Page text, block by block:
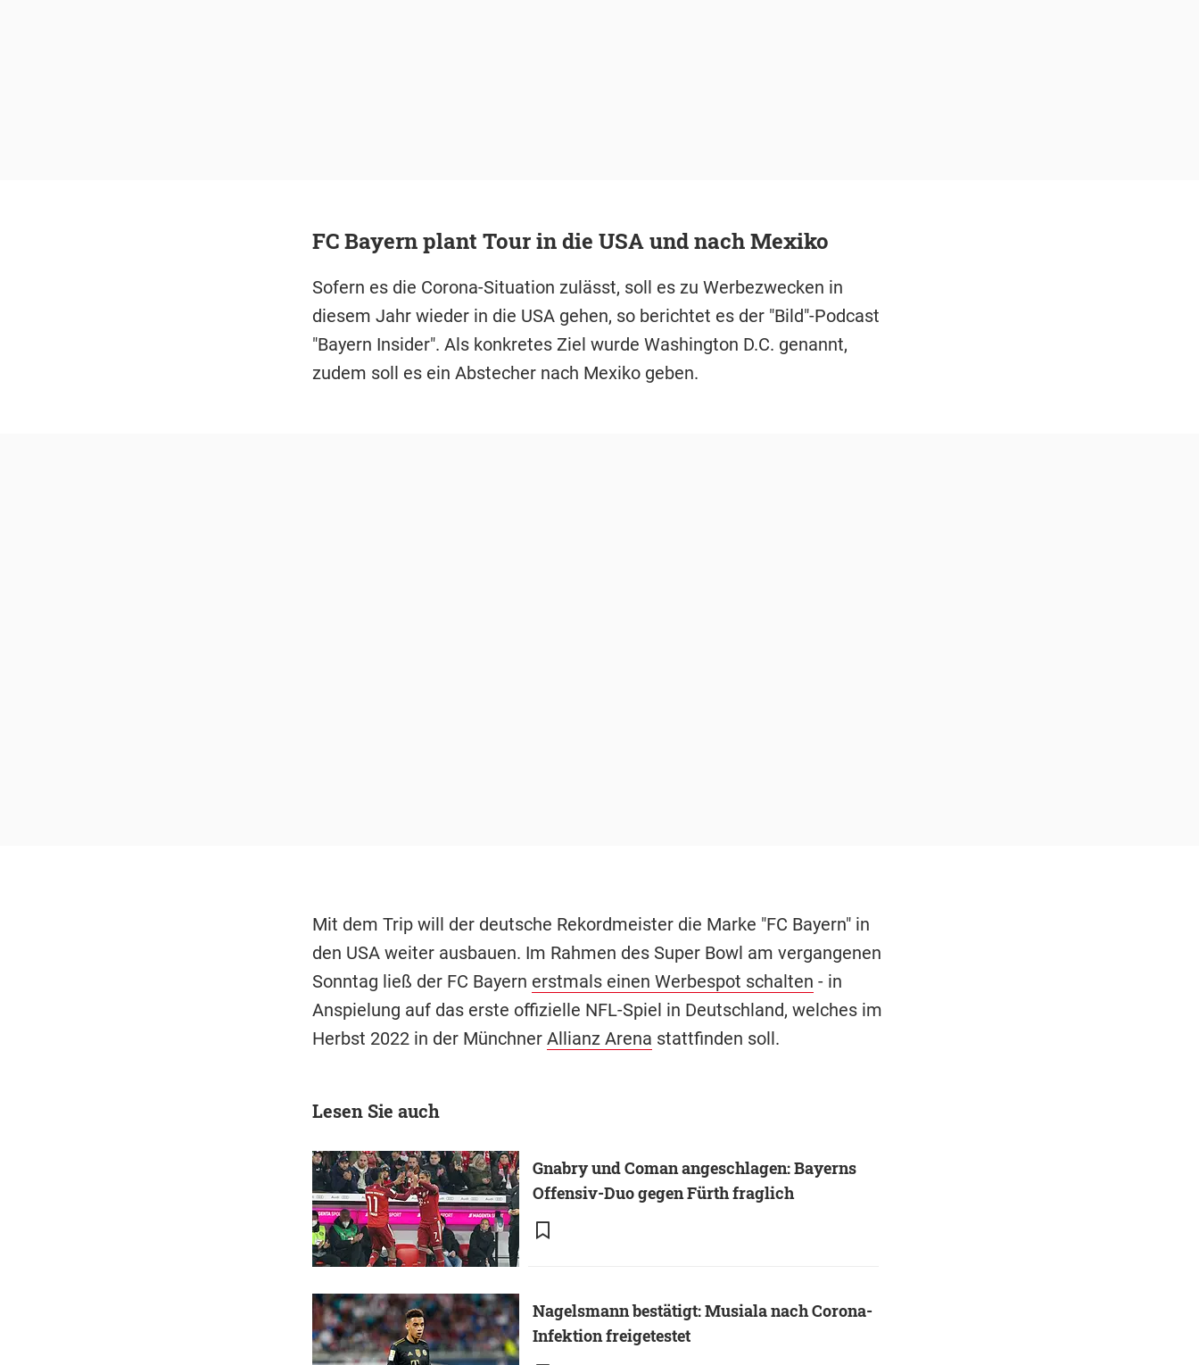
FC Bayern plant Tour in die USA und nach Mexiko
Sofern es die Corona-Situation zulässt, soll es zu Werbezwecken in
diesem Jahr wieder in die USA gehen, so berichtet es der "Bild"-Podcast
"Bayern Insider". Als konkretes Ziel wurde Washington D.C. genannt,
zudem soll es ein Abstecher nach Mexiko geben.
Mit dem Trip will der deutsche Rekordmeister die Marke "FC Bayern" in
den USA weiter ausbauen. Im Rahmen des Super Bowl am vergangenen
Sonntag ließ der FC Bayern erstmals einen Werbespot schalten - in
Anspielung auf das erste offizielle NFL-Spiel in Deutschland, welches im
Herbst 2022 in der Münchner Allianz Arena stattfinden soll.
Lesen Sie auch
Gnabry und Coman angeschlagen: Bayerns
Offensiv-Duo gegen Fürth fraglich
Nagelsmann bestätigt: Musiala nach Corona-
Infektion freigetestet